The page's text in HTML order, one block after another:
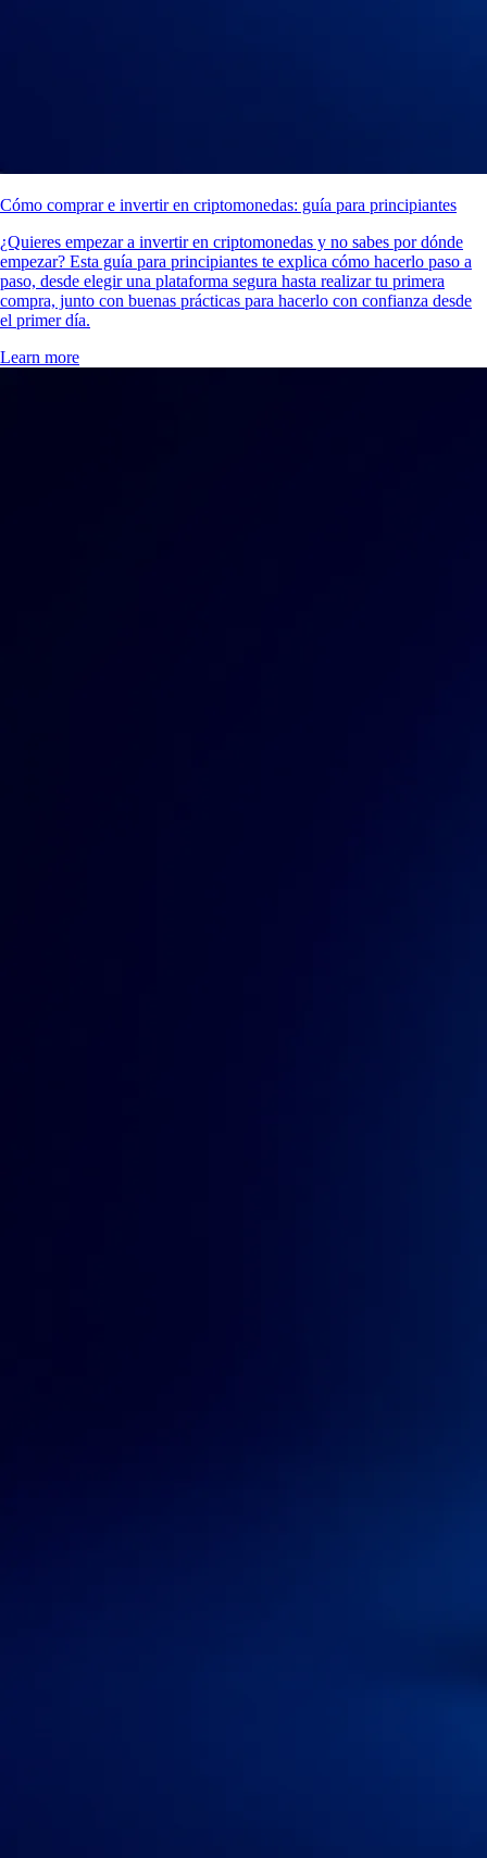
Cómo comprar e invertir en criptomonedas: guía para principiantes
¿Quieres empezar a invertir en criptomonedas y no sabes por dónde
empezar? Esta guía para principiantes te explica cómo hacerlo paso a
paso, desde elegir una plataforma segura hasta realizar tu primera
compra, junto con buenas prácticas para hacerlo con confianza desde
el primer día.
Learn more